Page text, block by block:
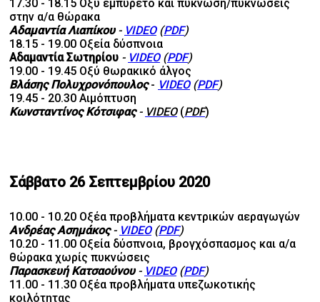
17.30 - 18.15 Οξύ εμπύρετο και πύκνωση/πυκνώσεις
στην α/α θώρακα
Αδαμαντία Λιαπίκου - VIDEO(PDF)
18.15 - 19.00 Οξεία δύσπνοια
Αδαμαντία Σωτηρίου - VIDEO(PDF)
19.00 - 19.45 Οξύ θωρακικό άλγος
Βλάσης Πολυχρονόπουλος- VIDEO(PDF)
19.45 - 20.30 Αιμόπτυση
Κωνσταντίνος Κότσιφας- VIDEO(PDF)
Σάββατο 26 Σεπτεμβρίου 2020
10.00 - 10.20 Οξέα προβλήματα κεντρικών αεραγωγών
Ανδρέας Ασημάκος- VIDEO(PDF)
10.20 - 11.00 Οξεία δύσπνοια, βρογχόσπασμος και α/α
θώρακα χωρίς πυκνώσεις
Παρασκευή Κατσαούνου- VIDEO(PDF)
11.00 - 11.30 Οξέα προβλήματα υπεζωκοτικής
κοιλότητας